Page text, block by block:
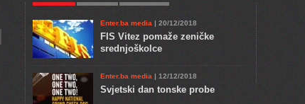
Enter.ba media | 20/12/2018
FIS Vitez pomaže zeničke
srednjoškolce
Enter.ba media | 12/12/2018
Svjetski dan tonske probe